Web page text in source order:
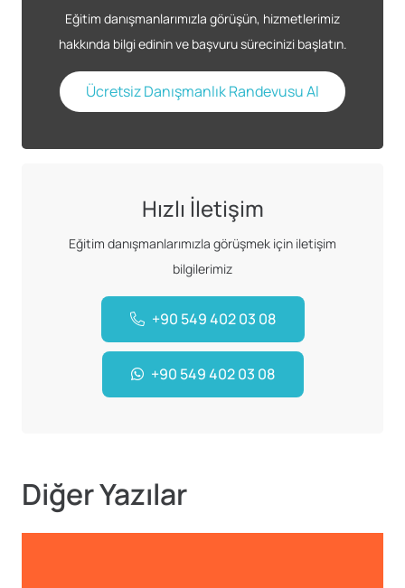
Eğitim danışmanlarımızla görüşün, hizmetlerimiz
hakkında bilgi edinin ve başvuru sürecinizi başlatın.
Ücretsiz Danışmanlık Randevusu Al
Hızlı İletişim
Eğitim danışmanlarımızla görüşmek için iletişim
bilgilerimiz
+90 549 402 03 08
+90 549 402 03 08
Diğer Yazılar